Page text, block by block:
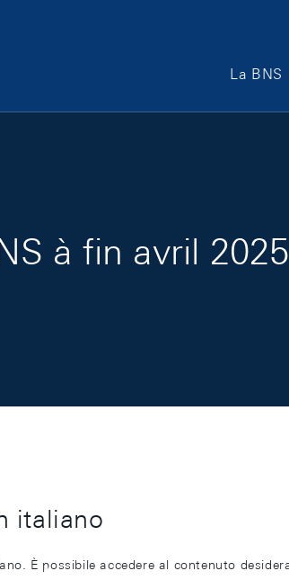
Main
La BNS
à fin avril
italiano
È possibile accedere al contenuto